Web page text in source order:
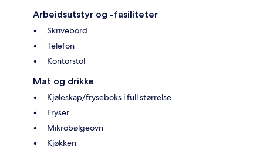
Arbeidsutstyr og -fasiliteter
Skrivebord
Telefon
Kontorstol
Mat og drikke
Kjøleskap/fryseboks i full størrelse
Fryser
Mikrobølgeovn
Kjøkken